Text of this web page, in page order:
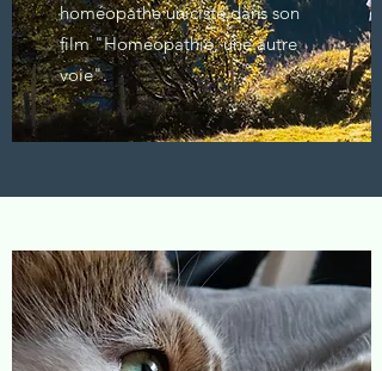
homéopathe uniciste,dans son
film "Homéopathie, une autre
voie".